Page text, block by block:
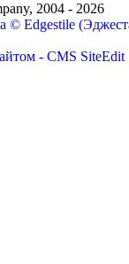
2004 - 2026
© Edgestile
- CMS SiteEdit